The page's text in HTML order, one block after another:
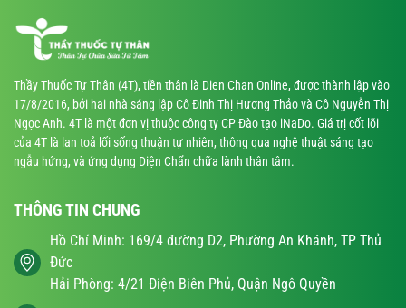
Thầy Thuốc Tự Thân (4T), tiền thân là Dien Chan Online, được thành lập vào
17/8/2016, bởi hai nhà sáng lập Cô Đinh Thị Hương Thảo và Cô Nguyễn Thị
Ngọc Anh. 4T là một đơn vị thuộc công ty CP Đào tạo iNaDo. Giá trị cốt lõi
của 4T là lan toả lối sống thuận tự nhiên, thông qua nghệ thuật sáng tạo
ngẫu hứng, và ứng dụng Diện Chẩn chữa lành thân tâm.
THÔNG TIN CHUNG
Hồ Chí Minh: 169/4 đường D2, Phường An Khánh, TP Thủ
Đức
Hải Phòng: 4/21 Điện Biên Phủ, Quận Ngô Quyền